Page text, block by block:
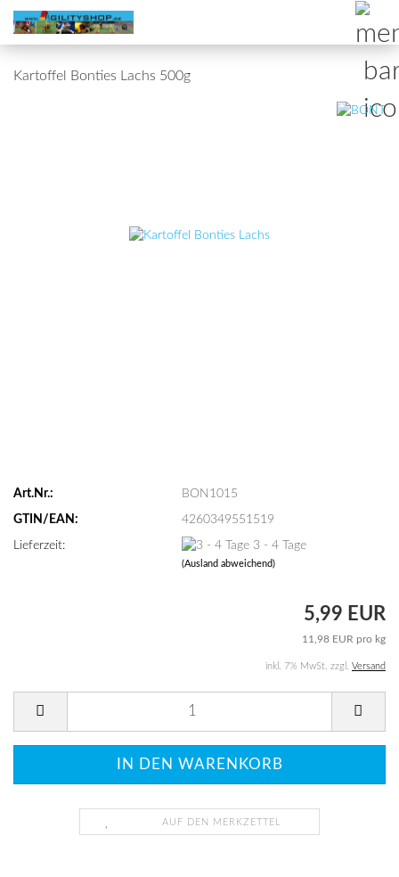
Kartoffel Bonties Lachs 500g
Art.Nr.: BON1015
GTIN/EAN: 4260349551519
Lieferzeit: 3 - 4 Tage
(Ausland abweichend)
5,99 EUR
11,98 EUR pro kg
inkl. 7% MwSt. zzgl. Versand
AUF DEN MERKZETTEL